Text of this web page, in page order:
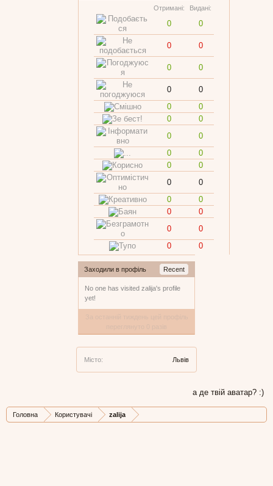
Отримані: Видані:
0 0
0 0
0 0
0
0
0
0
0
0
0
0
0
0
0
0
0
0
0
0
0
0
0
0
0
0
Заходили в профіль Recent
No one has visited zalija's profile
yet!
Місто: Львів
а де твій аватар? :)
Головна Користувачі zalija